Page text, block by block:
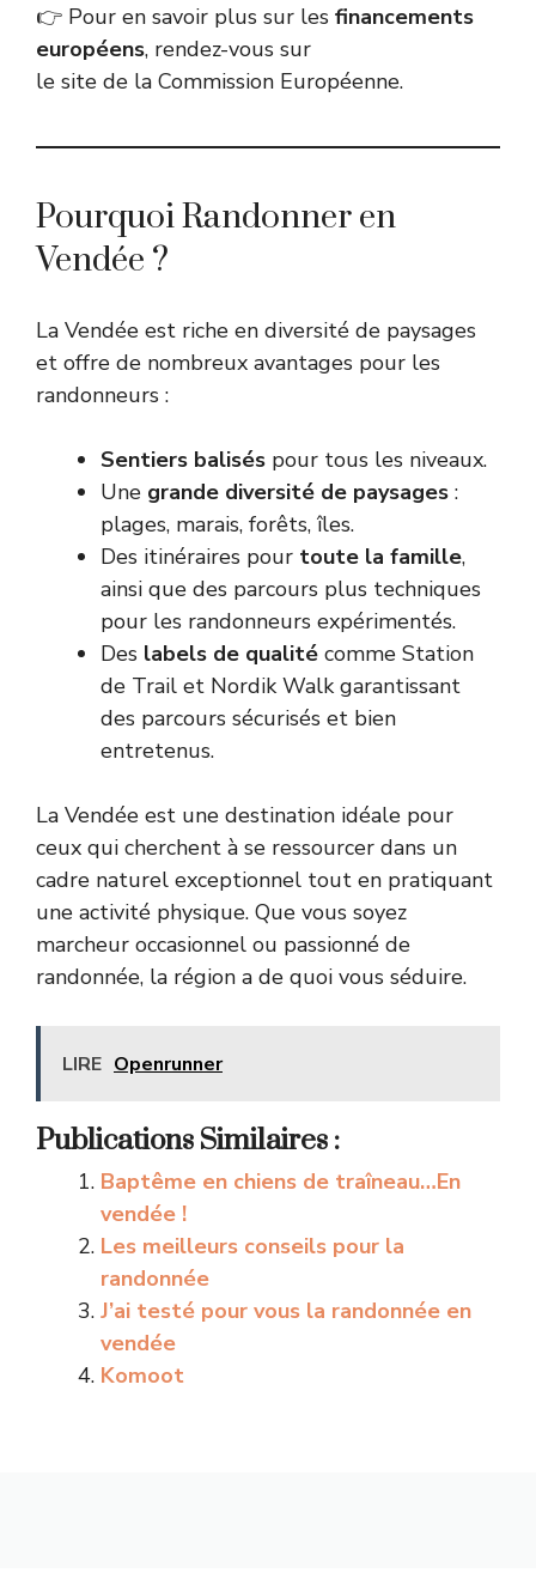
👉 Pour en savoir plus sur les financements
européens, rendez-vous sur
le site de la Commission Européenne.
Pourquoi Randonner en
Vendée ?
La Vendée est riche en diversité de paysages
et offre de nombreux avantages pour les
randonneurs :
Sentiers balisés pour tous les niveaux.
Une grande diversité de paysages :
plages, marais, forêts, îles.
Des itinéraires pour toute la famille,
ainsi que des parcours plus techniques
pour les randonneurs expérimentés.
Des labels de qualité comme Station
de Trail et Nordik Walk garantissant
des parcours sécurisés et bien
entretenus.
La Vendée est une destination idéale pour
ceux qui cherchent à se ressourcer dans un
cadre naturel exceptionnel tout en pratiquant
une activité physique. Que vous soyez
marcheur occasionnel ou passionné de
randonnée, la région a de quoi vous séduire.
LIRE Openrunner
Publications Similaires :
Baptême en chiens de traîneau…En
vendée !
Les meilleurs conseils pour la
randonnée
J’ai testé pour vous la randonnée en
vendée
Komoot